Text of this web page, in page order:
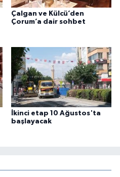
Çalgan ve Külcü’den
Çorum’a dair sohbet
İkinci etap 10 Ağustos'ta
başlayacak